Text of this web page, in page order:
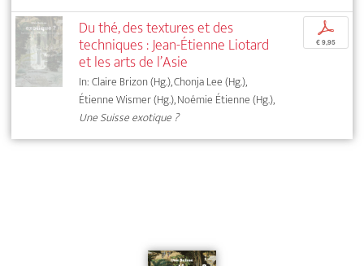
Du thé, des textures et des
techniques : Jean-Étienne Liotard
et les arts de l’Asie
In: Claire Brizon (Hg.), Chonja Lee (Hg.),
Étienne Wismer (Hg.), Noémie Étienne (Hg.),
Une Suisse exotique ?
p
€ 9,95